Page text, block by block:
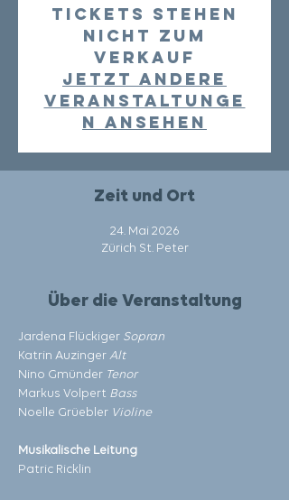
Tickets stehen
nicht zum
Verkauf
Jetzt andere
Veranstaltunge
n ansehen
Zeit und Ort
24. Mai 2026
Zürich St. Peter
Über die Veranstaltung
Jardena Flückiger Sopran
Katrin Auzinger Alt
Nino Gmünder Tenor
Markus Volpert Bass
Noelle Grüebler Violine
Musikalische Leitung
Patric Ricklin